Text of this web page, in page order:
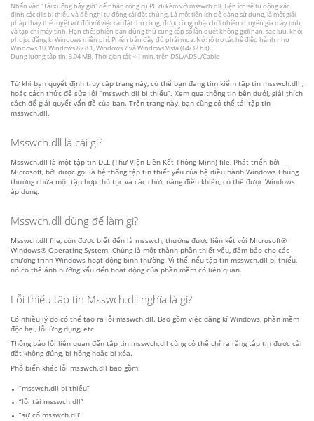
Nhấn vào"Tải xuống bây giờ" để nhận công cụ PC đi kèm với msswch.dll. Tiện ích sẽ tự động xác
định các dlls bị thiếu và đề nghị tự động cài đặt chúng. Là một tiện ích dễ dàng sử dụng, là một giải
pháp thay thế tuyệt vời đối với việc cài đặt thủ công, được công nhận bởi nhiều chuyên gia máy tính
và tạp chí máy tính. Hạn chế: phiên bản dùng thử cung cấp số lần quét không giới hạn, sao lưu, khôi
phujcc đăng kí Windows miễn phí. Phiên bản đầy đủ phải mua. Nó hỗ trợ các hệ điều hành như
Windows 10, Windows 8 / 8.1, Windows 7 và Windows Vista (64/32 bit).
Dung lượng tập tin: 3.04 MB, Thời gian tải: < 1 min. trên DSL/ADSL/Cable
Từ khi bạn quyết định truy cập trang này, có thể bạn đang tìm kiếm tập tin msswch.dll ,
hoặc cách thức để sửa lỗi “msswch.dll bị thiếu”. Xem qua thông tin bên dưới, giải thích
cách để giải quyết vấn đề của bạn. Trên trang này, bạn cũng có thể tải tập tin
msswch.dll.
Msswch.dll là cái gì?
Msswch.dll là một tập tin DLL (Thư Viện Liên Kết Thông Minh) file, Phát triển bởi
Microsoft, bởi được gọi là hệ thống tập tin thiết yếu của hệ điều hành Windows.Chúng
thường chứa một tập hợp thủ tục và các chức năng điều khiển, có thể được Windows
áp dụng.
Msswch.dll dùng để làm gì?
Msswch.dll file, còn được biết đến là msswch, thường được liên kết với Microsoft®
Windows® Operating System. Chúng là một thành phần thiết yếu, đảm bảo cho các
chương trình Windows hoạt động bình thường. Vì thế, nếu tập tin msswch.dll bị thiếu,
nó có thể ảnh hưởng xấu đến hoạt động của phần mềm có liên quan.
Lỗi thiếu tập tin Msswch.dll nghĩa là gì?
Có nhiều lý do có thể tạo ra lỗi msswch.dll. Bao gồm việc đăng kí Windows, phần mềm
độc hại, lỗi ứng dụng, etc.
Thông báo lỗi liên quan đến tập tin msswch.dll cũng có thể chỉ ra rằng tập tin được cài
đặt không đúng, bị hỏng hoặc bị xóa.
Phổ biến khác lỗi msswch.dll bao gồm:
“msswch.dll bị thiếu”
“lỗi tải msswch.dll”
“sự cố msswch.dll”